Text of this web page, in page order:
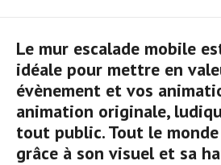
Le mur escalade mobile
idéale pour mettre en
évènement et vos
animation originale,
tout public. Tout le
grâce à son visuel et sa